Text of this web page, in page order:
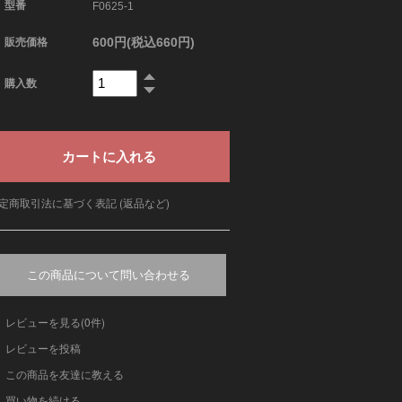
型番 F0625-1
販売価格 600円(税込660円)
購入数
商取引法に基づく表記 (返品など)
この商品について問い合わせる
レビューを見る(0件)
レビューを投稿
この商品を友達に教える